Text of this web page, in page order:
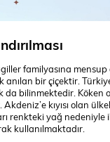
familyasına mensup
bir çiçektir.
da bilinmektedir. Köken
kıyısı olan
renkteki yağ nedeniyle
kullanılmaktadır.